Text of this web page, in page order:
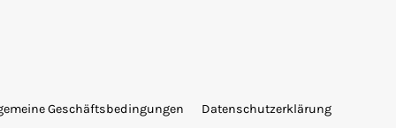
Geschäftsbedingungen Datenschutzerklärung